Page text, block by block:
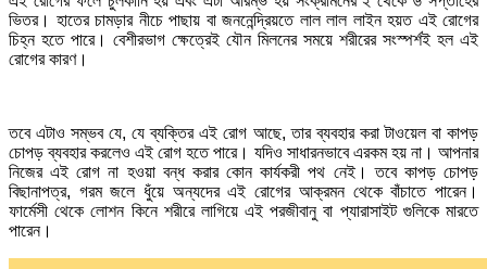
ভিতর। হাতের চামড়ার নীচে পাছায় বা জননেন্দ্রিয়তে লাল লাল লাইন হয়ত এই রোগের
চিহ্ন হতে পারে। বেশীরভাগ ক্ষেত্রেই যৌন মিলনের সময়ে শরীরের সংস্পর্শই হল এই
রোগের কারণ।
তবে এটাও সম্ভব যে, যে ব্যক্তির এই রোগ আছে, তার ব্যবহার করা টাওয়েল বা কাপড়
চোপড় ব্যবহার করলেও এই রোগ হতে পারে। যদিও সাধারনভাবে এরকম হয় না। আপনার
নিজের এই রোগ না হওয়া বন্ধ করার কোন কার্যকরী পথ নেই। তবে কাপড় চোপড়
বিছানাপত্র, গরম জলে ধুঁয়ে অন্যদের এই রোগের আক্রমন থেকে বাঁচাতে পারেন।
ফার্মেসী থেকে লোশন কিনে শরীরে লাগিয়ে এই পরজীবানু বা প্যারাসাইট গুলিকে মারতে
পারেন।